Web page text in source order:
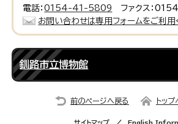
電話：0154-41-5809
ファクス：
お問い合わせは専用フォームをご利用
釧路市立博物館
前のページへ戻る トッ
サイトマップ English